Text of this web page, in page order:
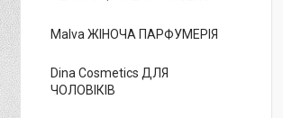
Malva ЖІНОЧА ПАРФУМЕРІЯ
Dina Cosmetics ДЛЯ
ЧОЛОВІКІВ